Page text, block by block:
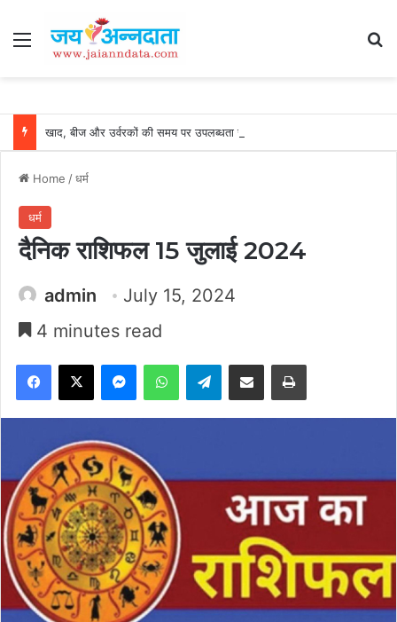
Menu
Home /धर्म
धर्म
दैनिक राशिफल 15 जुलाई 2024
admin
July 15, 2024
4 minutes read
Facebook
X MessengerWhatsAppTelegramShare via Email Print